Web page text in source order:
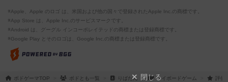
※Apple、Apple のロゴ は、米国および他の国々で登録されたApple Inc.の商標です。
※App Store は、Apple Inc.のサービスマークです。
※Android は、グーグル インコーポレイテッドの商標または登録商標です。
※Google Play とそのロゴは、Google Inc.の商標または登録商標です。
ボドゲーマTOP ボドとも一覧 りばたん マイボードゲーム 評価
閉じる